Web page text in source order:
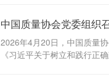
局面的突破口,深入查找政绩
奋力在中国式现代化新征程
中国质量协会党委组织
2026年4月20日，中国质量
《习近平关于树立和践行正